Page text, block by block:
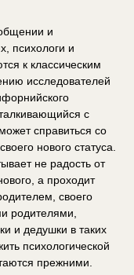
и
психологи и
к классическим
исследователей
с
справиться со
нового статуса.
не радость от
а проходит
своего
родителями,
и дедушки в таких
психологической
прежними.